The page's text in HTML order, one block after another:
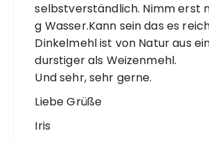
selbstverständlich. Nimm erst
g Wasser.Kann sein das es
Dinkelmehl ist von Natur aus
durstiger als Weizenmehl.
Und sehr, sehr gerne.
Liebe Grüße
Iris